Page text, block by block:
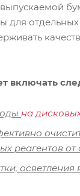
для
включать
на
реагентов
осветления